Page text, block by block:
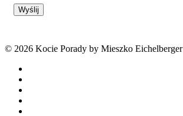
© 2026 Kocie Porady by Mieszko Eichelberger